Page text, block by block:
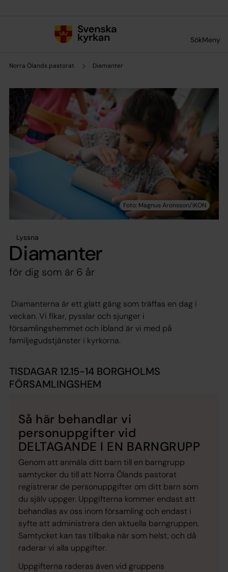
SökMeny
Norra Ölands pastorat Diamanter
Lyssna
Diamanter
för dig som är 6 år
Diamanterna är ett glatt gäng som träffas en dag i
veckan. Vi fikar, pysslar och sjunger i
församlingshemmet och ibland är vi med på
familjegudstjänster i kyrkorna.
TISDAGAR 12.15-14 BORGHOLMS
FÖRSAMLINGSHEM
Så här behandlar vi
personuppgifter vid
DELTAGANDE I EN BARNGRUPP
Genom att anmäla ditt barn till en barngrupp
samtycker du till att Norra Ölands pastorat
registrerar de personuppgifter om ditt barn som
du själv uppger. Uppgifterna kommer endast att
behandlas av oss inom församling och endast i
syfte att administrera den aktuella barngruppen.
Samtycket kan tas tillbaka när som helst, och då
raderar vi alla uppgifter.
Uppgifterna raderas även vid gruppens